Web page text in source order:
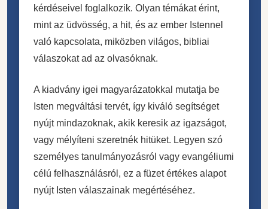
kérdéseivel foglalkozik. Olyan témákat érint,
mint az üdvösség, a hit, és az ember Istennel
való kapcsolata, miközben világos, bibliai
válaszokat ad az olvasóknak.
A kiadvány igei magyarázatokkal mutatja be
Isten megváltási tervét, így kiváló segítséget
nyújt mindazoknak, akik keresik az igazságot,
vagy mélyíteni szeretnék hitüket. Legyen szó
személyes tanulmányozásról vagy evangéliumi
célú felhasználásról, ez a füzet értékes alapot
nyújt Isten válaszainak megértéséhez.